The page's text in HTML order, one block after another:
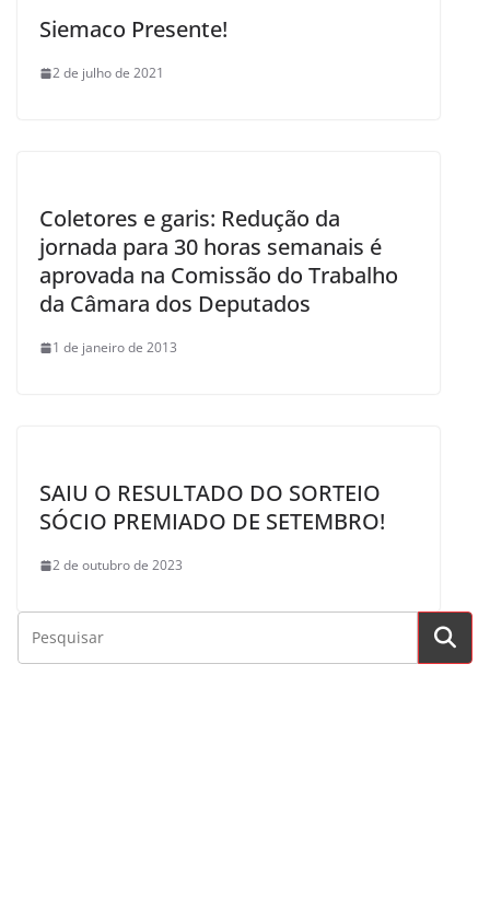
Siemaco Presente!
2 de julho de 2021
Coletores e garis: Redução da
jornada para 30 horas semanais é
aprovada na Comissão do Trabalho
da Câmara dos Deputados
1 de janeiro de 2013
SAIU O RESULTADO DO SORTEIO
SÓCIO PREMIADO DE SETEMBRO!
2 de outubro de 2023